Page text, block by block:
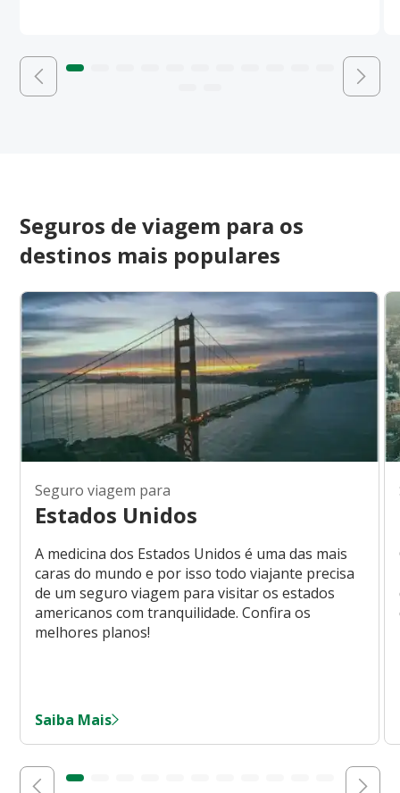
Seguros de viagem para os
destinos mais populares
Seguro viagem para
Estados Unidos
A medicina dos Estados Unidos é uma das mais
caras do mundo e por isso todo viajante precisa
de um seguro viagem para visitar os estados
americanos com tranquilidade. Confira os
melhores planos!
Saiba Mais